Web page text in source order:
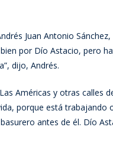
Juan Antonio
por Dío Astacio, pero
dijo, Andrés.
Américas y otras calles
porque está trabajando
antes de él. Dío